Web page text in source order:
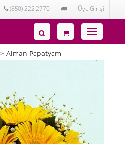
(850) 222 2770 Üye Girişi
Toggle
navigation
> Alman Papatyam